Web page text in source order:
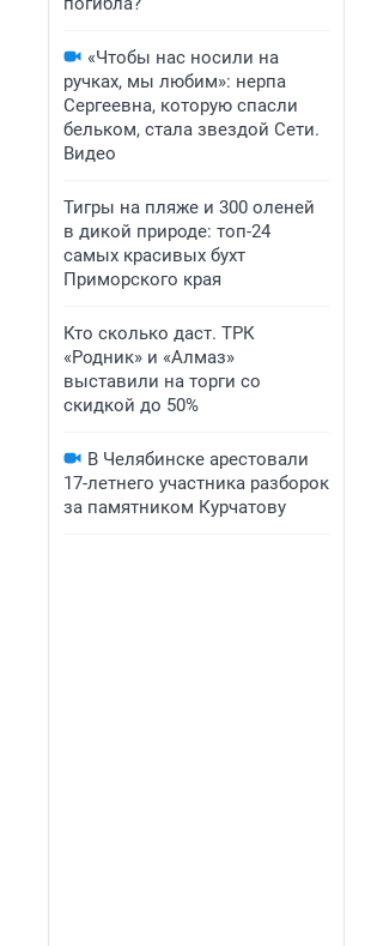
«Чтобы нас носили на
ручках, мы любим»: нерпа
Сергеевна, которую спасли
бельком, стала звездой Сети.
Видео
Тигры на пляже и 300 оленей
в дикой природе: топ-24
самых красивых бухт
Приморского края
Кто сколько даст. ТРК
«Родник» и «Алмаз»
выставили на торги со
скидкой до 50%
В Челябинске арестовали
17-летнего участника разборок
за памятником Курчатову